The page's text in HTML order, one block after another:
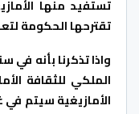
تقترحها الحكومة
الملكي للثقافة